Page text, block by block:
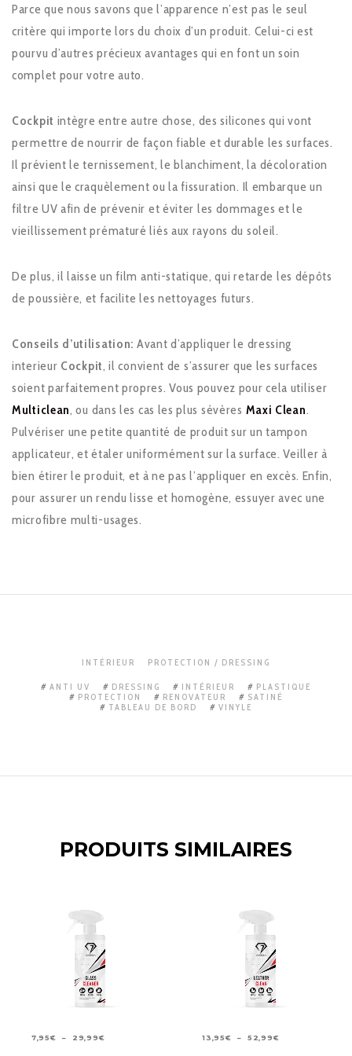
Parce que nous savons que l’apparence n’est pas le seul
critère qui importe lors du choix d’un produit. Celui-ci est
pourvu d’autres précieux avantages qui en font un soin
complet pour votre auto.
Cockpit intègre entre autre chose, des silicones qui vont
permettre de nourrir de façon fiable et durable les surfaces.
Il prévient le ternissement, le blanchiment, la décoloration
ainsi que le craquèlement ou la fissuration. Il embarque un
filtre UV afin de prévenir et éviter les dommages et le
vieillissement prématuré liés aux rayons du soleil.
De plus, il laisse un film anti-statique, qui retarde les dépôts
de poussière, et facilite les nettoyages futurs.
Conseils d’utilisation: Avant d’appliquer le dressing
interieur Cockpit, il convient de s’assurer que les surfaces
soient parfaitement propres. Vous pouvez pour cela utiliser
Multiclean, ou dans les cas les plus sévères Maxi Clean.
Pulvériser une petite quantité de produit sur un tampon
applicateur, et étaler uniformément sur la surface. Veiller à
bien étirer le produit, et à ne pas l’appliquer en excès. Enfin,
pour assurer un rendu lisse et homogène, essuyer avec une
microfibre multi-usages.
INTÉRIEUR PROTECTION / DRESSING
ANTI UV DRESSING INTÉRIEUR
PLASTIQUE
PROTECTION
RENOVATEUR
SATINÉ
TABLEAU DE BORD
VINYLE
PRODUITS SIMILAIRES
7,95€ – 29,99€ 13,95€ – 52,99€